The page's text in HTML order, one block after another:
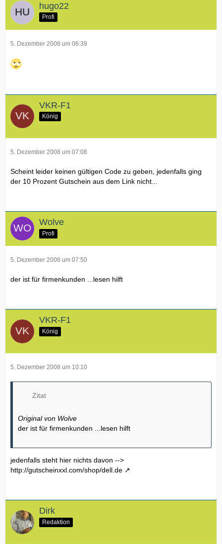
hugo22
Profi
5. Dezember 2008 um 06:39
VKR-F1
König
5. Dezember 2008 um 07:08
Scheint leider keinen gültigen Code zu geben, jedenfalls ging
der 10 Prozent Gutschein aus dem Link nicht...
Wolve
Profi
5. Dezember 2008 um 07:50
der ist für firmenkunden ...lesen hilft
VKR-F1
König
5. Dezember 2008 um 10:10
Zitat
Original von Wolve
der ist für firmenkunden ...lesen hilft
jedenfalls steht hier nichts davon -->
http://gutscheinxxl.com/shop/dell.de
Dirk
Redaktion